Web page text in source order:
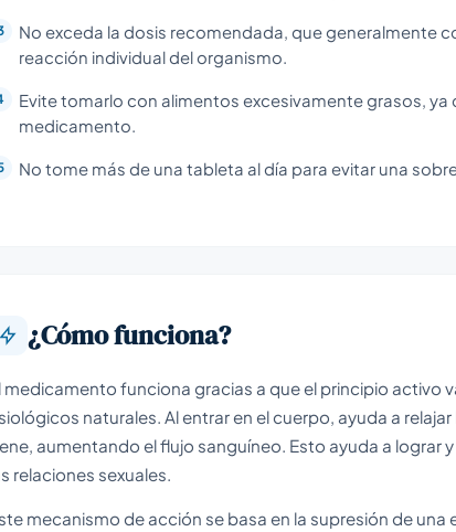
No exceda la dosis recomendada, que generalmente
reacción individual del organismo.
Evite tomarlo con alimentos excesivamente grasos,
medicamento.
No tome más de una tableta al día para evitar una
¿Cómo funciona?
medicamento funciona gracias a que el principio
naturales. Al entrar en el cuerpo, ayuda a
aumentando el flujo sanguíneo. Esto ayuda a lograr
relaciones sexuales.
mecanismo de acción se basa en la supresión de